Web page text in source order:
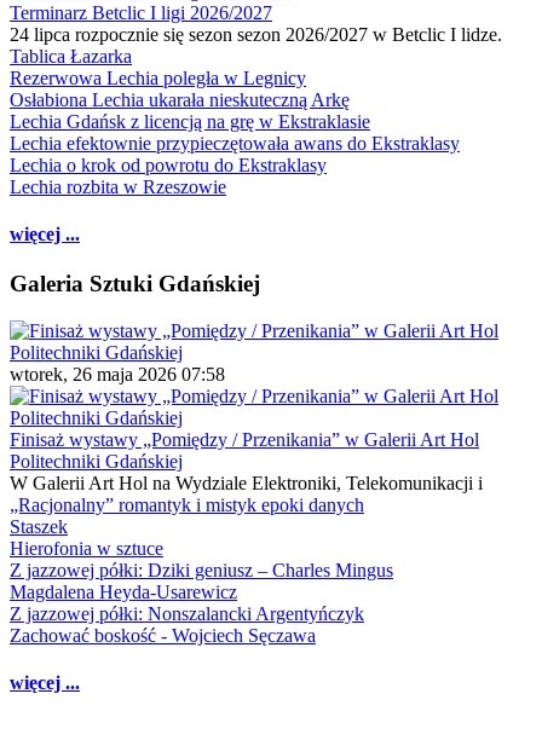
Terminarz Betclic I ligi 2026/2027
24 lipca rozpocznie się sezon sezon 2026/2027 w Betclic I lidze.
Tablica Łazarka
Rezerwowa Lechia poległa w Legnicy
Osłabiona Lechia ukarała nieskuteczną Arkę
Lechia Gdańsk z licencją na grę w Ekstraklasie
Lechia efektownie przypieczętowała awans do Ekstraklasy
Lechia o krok od powrotu do Ekstraklasy
Lechia rozbita w Rzeszowie
więcej ...
Galeria Sztuki Gdańskiej
wtorek, 26 maja 2026 07:58
Finisaż wystawy „Pomiędzy / Przenikania” w Galerii Art Hol
Politechniki Gdańskiej
W Galerii Art Hol na Wydziale Elektroniki, Telekomunikacji i
„Racjonalny” romantyk i mistyk epoki danych
Staszek
Hierofonia w sztuce
Z jazzowej półki: Dziki geniusz – Charles Mingus
Magdalena Heyda-Usarewicz
Z jazzowej półki: Nonszalancki Argentyńczyk
Zachować boskość - Wojciech Sęczawa
więcej ...